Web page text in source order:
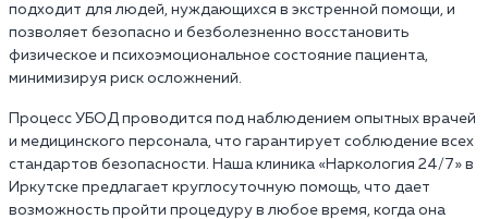
подходит для людей, нуждающихся в экстренной помощи, и
позволяет безопасно и безболезненно восстановить
физическое и психоэмоциональное состояние пациента,
минимизируя риск осложнений.
Процесс УБОД проводится под наблюдением опытных врачей
и медицинского персонала, что гарантирует соблюдение всех
стандартов безопасности. Наша клиника «Наркология 24/7» в
Иркутске предлагает круглосуточную помощь, что дает
возможность пройти процедуру в любое время, когда она